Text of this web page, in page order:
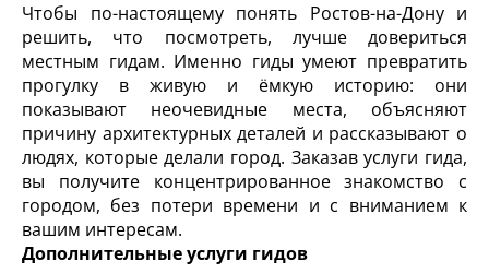
Чтобы по-настоящему понять Ростов-на-Дону и
решить, что посмотреть, лучше довериться
местным гидам. Именно гиды умеют превратить
прогулку в живую и ёмкую историю: они
показывают неочевидные места, объясняют
причину архитектурных деталей и рассказывают о
людях, которые делали город. Заказав услуги гида,
вы получите концентрированное знакомство с
городом, без потери времени и с вниманием к
вашим интересам.
Дополнительные услуги гидов